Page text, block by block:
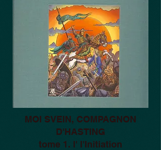
MOI SVEIN, COMPAGNON
D'HASTING
tome 1. l' I'Initiation